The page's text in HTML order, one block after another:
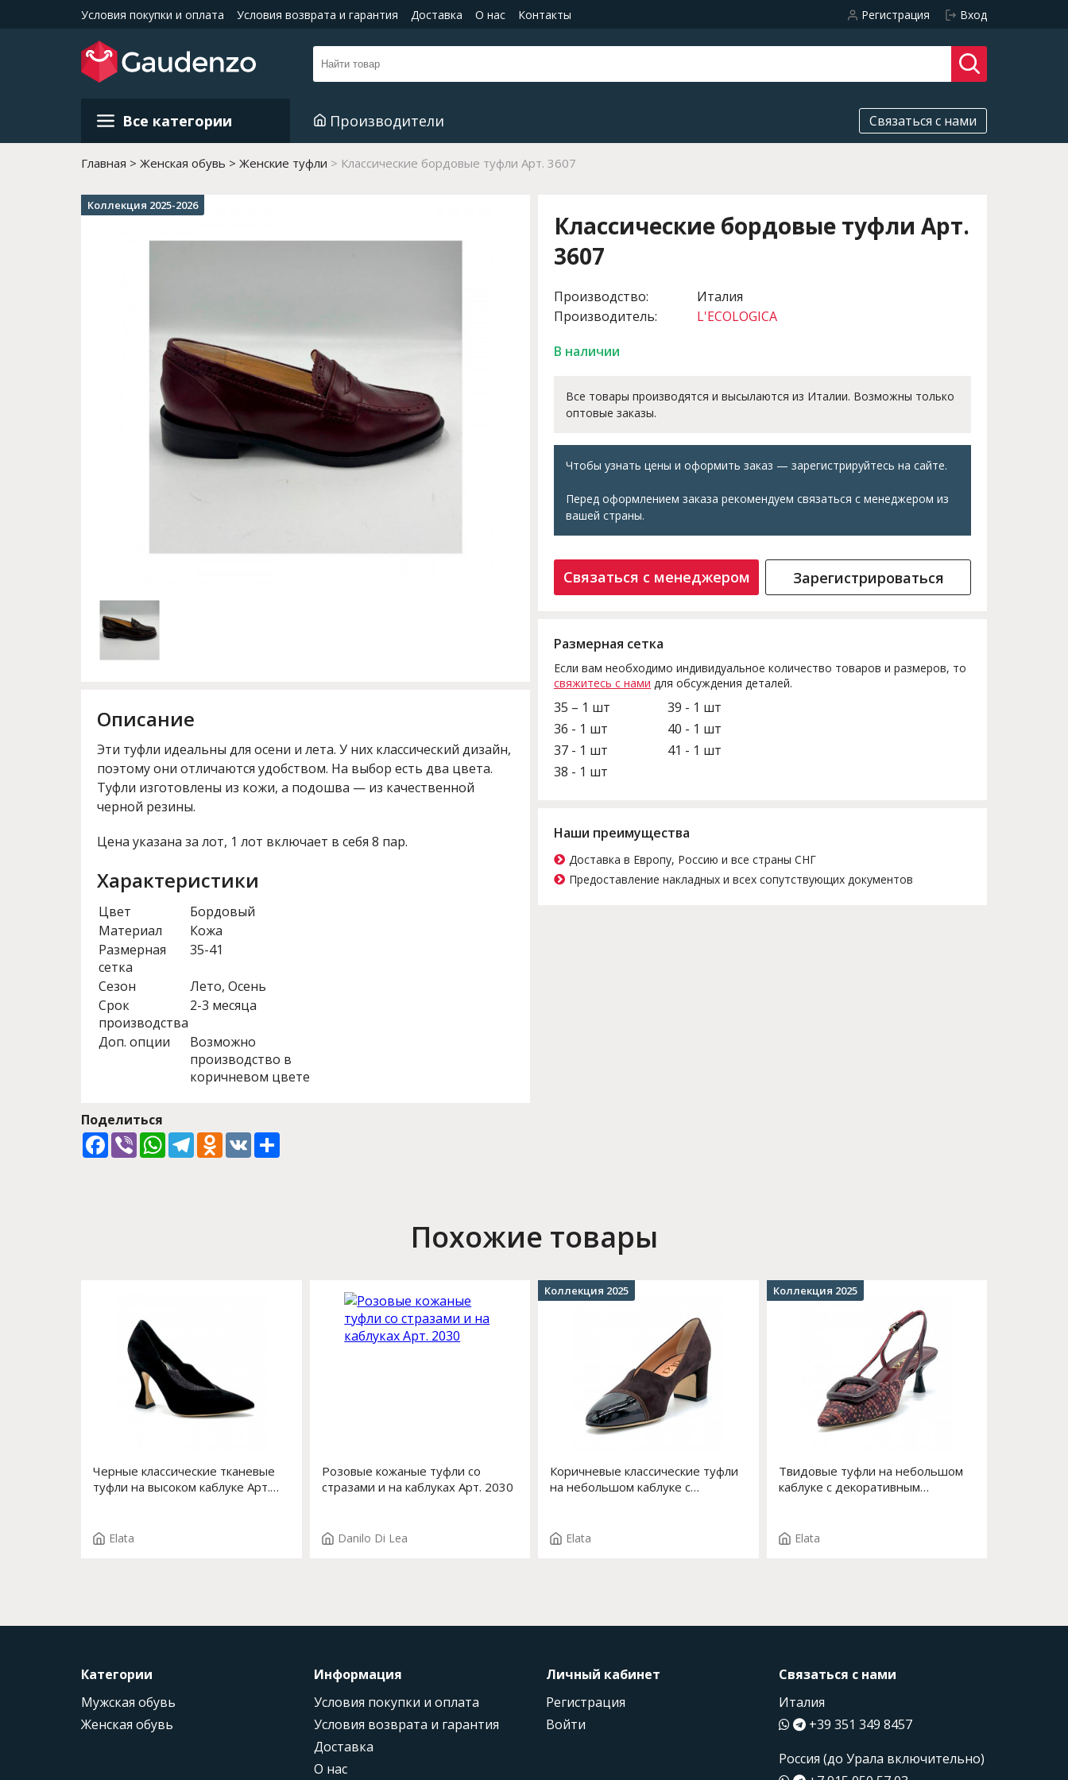
Условия покупки и оплата Условия возврата и гарантия Доставка О нас Контакты Регистрация Вход
Все категории Производители Связаться с нами
Главная Женская обувь Женские туфли Классические бордовые туфли Арт. 3607
Коллекция 2025-2026
Описание
Эти туфли идеальны для осени и лета. У них классический дизайн,
поэтому они отличаются удобством. На выбор есть два цвета.
Туфли изготовлены из кожи, а подошва — из качественной
черной резины.
Цена указана за лот, 1 лот включает в себя 8 пар.
Характеристики
Цвет
Бордовый
Материал
Кожа
Размерная
сетка
35-41
Сезон
Лето, Осень
Срок
производства
2-3 месяца
Доп. опции
Возможно
производство в
коричневом цвете
Поделиться
Facebook
ViberWhatsApp
TelegramOdnoklassniki
VK
Классические бордовые туфли Арт.
3607
Производство:
Производитель:
Италия
L'ECOLOGICA
В наличии
Все товары производятся и высылаются из Италии. Возможны только
оптовые заказы.
Чтобы узнать цены и оформить заказ — зарегистрируйтесь на сайте.
Перед оформлением заказа рекомендуем связаться с менеджером из
вашей страны.
Связаться с менеджером Зарегистрироваться
Размерная сетка
Если вам необходимо индивидуальное количество товаров и размеров, то
свяжитесь с нами для обсуждения деталей.
35 – 1 шт
36 - 1 шт
37 - 1 шт
38 - 1 шт
39 - 1 шт
40 - 1 шт
41 - 1 шт
Наши преимущества
Доставка в Европу, Россию и все страны СНГ
Предоставление накладных и всех сопутствующих документов
Похожие товары
Черные классические тканевые
туфли на высоком каблуке Арт.
Elata
Розовые кожаные туфли со
стразами и на каблуках Арт. 2030
Danilo Di Lea
Коричневые классические туфли
на небольшом каблуке с
T.3502
Elata
Коллекция 2025
Твидовые туфли на небольшом
каблуке с декоративным
Elata
Коллекция 2025
Категории
Мужская обувь
Женская обувь
Информация
Условия покупки и оплата
Условия возврата и гарантия
Доставка
О нас
Личный кабинет
Регистрация
Войти
Связаться с нами
Италия
+39 351 349 8457
Россия (до Урала включительно)